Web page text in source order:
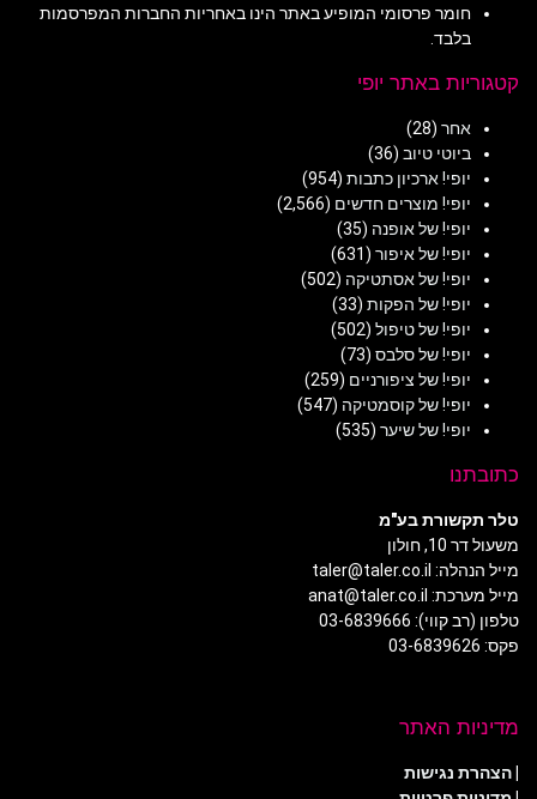
חומר פרסומי המופיע באתר הינו באחריות החברות המפרסמות
בלבד.
קטגוריות באתר יופי
אחר (28)
ביוטי טיוב (36)
יופי! ארכיון כתבות (954)
יופי! מוצרים חדשים (2,566)
יופי! של אופנה (35)
יופי! של איפור (631)
יופי! של אסתטיקה (502)
יופי! של הפקות (33)
יופי! של טיפול (502)
יופי! של סלבס (73)
יופי! של ציפורניים (259)
יופי! של קוסמטיקה (547)
יופי! של שיער (535)
כתובתנו
טלר תקשורת בע"מ
משעול דר 10, חולון
מייל הנהלה: taler@taler.co.il
מייל מערכת: anat@taler.co.il
טלפון (רב קווי): 03-6839666
פקס: 03-6839626
מדיניות האתר
|הצהרת נגישות